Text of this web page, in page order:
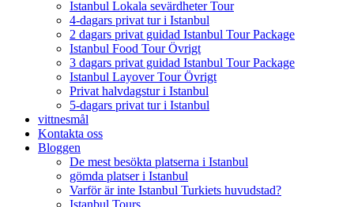
Istanbul Lokala sevärdheter Tour
4-dagars privat tur i Istanbul
2 dagars privat guidad Istanbul Tour Package
Istanbul Food Tour Övrigt
3 dagars privat guidad Istanbul Tour Package
Istanbul Layover Tour Övrigt
Privat halvdagstur i Istanbul
5-dagars privat tur i Istanbul
vittnesmål
Kontakta oss
Bloggen
De mest besökta platserna i Istanbul
gömda platser i Istanbul
Varför är inte Istanbul Turkiets huvudstad?
Istanbul Tours